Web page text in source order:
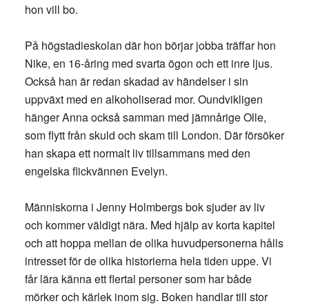
hon vill bo.
På högstadieskolan där hon börjar jobba träffar hon
Nike, en 16-åring med svarta ögon och ett inre ljus.
Också han är redan skadad av händelser i sin
uppväxt med en alkoholiserad mor. Oundvikligen
hänger Anna också samman med jämnårige Olle,
som flytt från skuld och skam till London. Där försöker
han skapa ett normalt liv tillsammans med den
engelska flickvännen Evelyn.
Människorna i Jenny Holmbergs bok sjuder av liv
och kommer väldigt nära. Med hjälp av korta kapitel
och att hoppa mellan de olika huvudpersonerna hålls
intresset för de olika historierna hela tiden uppe. Vi
får lära känna ett flertal personer som har både
mörker och kärlek inom sig. Boken handlar till stor